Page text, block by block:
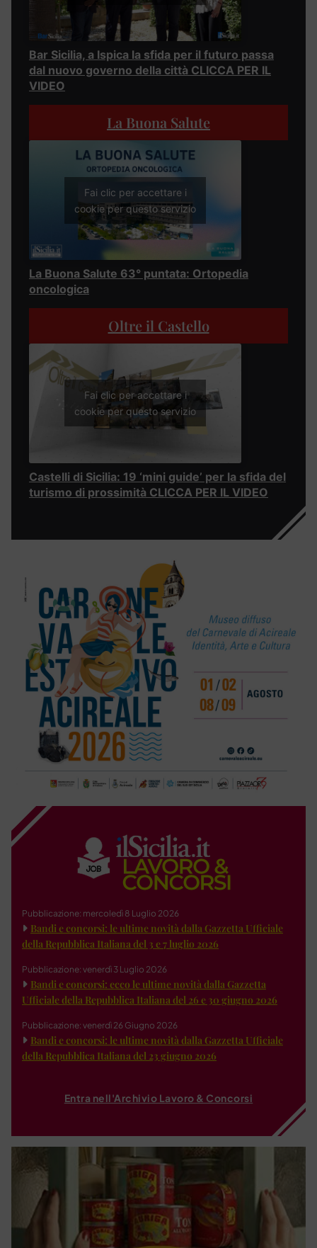
Bar Sicilia, a Ispica la sfida per il futuro passa
dal nuovo governo della città CLICCA PER IL
VIDEO
La Buona Salute
Fai clic per accettare i
cookie per questo servizio
La Buona Salute 63° puntata: Ortopedia
oncologica
Oltre il Castello
Fai clic per accettare i
cookie per questo servizio
Castelli di Sicilia: 19 ‘mini guide’ per la sfida del
turismo di prossimità CLICCA PER IL VIDEO
Pubblicazione: mercoledì 8 Luglio 2026
Bandi e concorsi: le ultime novità dalla Gazzetta Ufficiale
della Repubblica Italiana del 3 e 7 luglio 2026
Pubblicazione: venerdì 3 Luglio 2026
Bandi e concorsi: ecco le ultime novità dalla Gazzetta
Ufficiale della Repubblica Italiana del 26 e 30 giugno 2026
Pubblicazione: venerdì 26 Giugno 2026
Bandi e concorsi: le ultime novità dalla Gazzetta Ufficiale
della Repubblica Italiana del 23 giugno 2026
Entra nell'Archivio Lavoro & Concorsi